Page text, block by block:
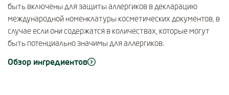
быть включены для защиты аллергиков в декларацию
международной номенклатуры косметических документов, в
случае если они содержатся в количествах, которые могут
быть потенциально значимы для аллергиков.
Обзор ингредиентов